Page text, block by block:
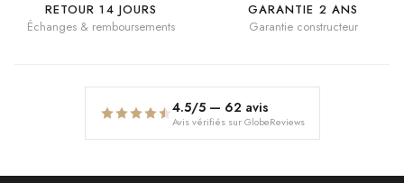
RETOUR 14 JOURS
Échanges & remboursements
GARANTIE 2 ANS
Garantie constructeur
4.5/5 — 62 avis
Avis vérifiés sur GlobeReviews